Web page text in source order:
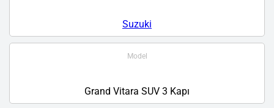
Suzuki
Model
Grand Vitara SUV 3 Kapı